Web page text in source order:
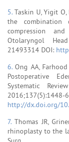
5.Taskin U, Yigit O,
the combination
compression
Otolaryngol
21493314 DOI:
6.Ong AA,
Postoperative
Systematic
http://dx.doi.org/
7.Thomas JR,
rhinoplasty to the